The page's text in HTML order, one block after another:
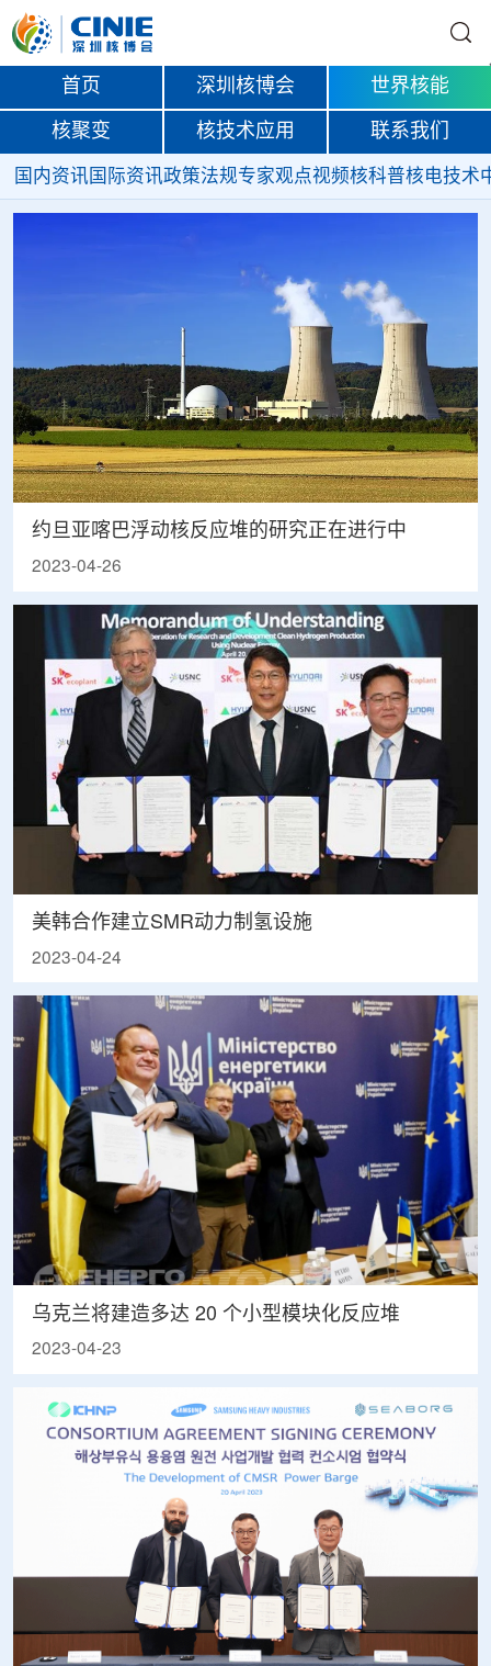
首页 深圳核博会 世界核能
核聚变 核技术应用 联系我们
国内资讯 国际资讯政策法规专家观点视频核科普核电技术
约旦亚喀巴浮动核反应堆的研究正在进行中
2023-04-26
美韩合作建立SMR动力制氢设施
2023-04-24
乌克兰将建造多达 20 个小型模块化反应堆
2023-04-23